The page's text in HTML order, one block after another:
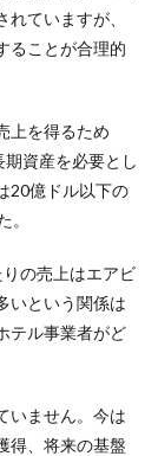
ていますが、
ることが合理的
上を得るため
資産を必要とし
20億ドル以下の
。
の売上はエアビ
いという関係は
テル事業者がど
いません。今は
得、将来の基盤